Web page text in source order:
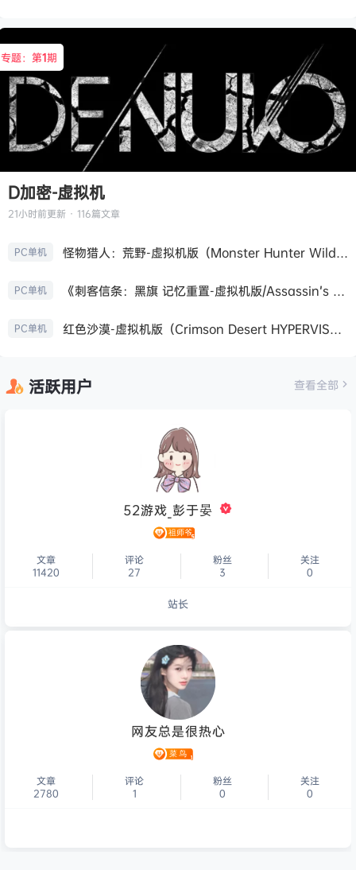
专题：第1期
D加密-虚拟机
21小时前更新 · 116篇文章
PC单机 怪物猎人：荒野-虚拟机版（Monster Hunter Wilds HYPERVISOR）免安装中文版
PC单机 《刺客信条：黑旗 记忆重置-虚拟机版/Assassin’s Creed Black Flag Resynced HYPERVISOR》免安装中文版
PC单机 红色沙漠-虚拟机版（Crimson Desert HYPERVISOR）免安装中文版
活跃用户 查看全部
52游戏_彭于晏
文章
11420
评论
27
粉丝
3
关注
0
站长
个人主页
网友总是很热心
文章
2780
评论
1
粉丝
0
关注
0